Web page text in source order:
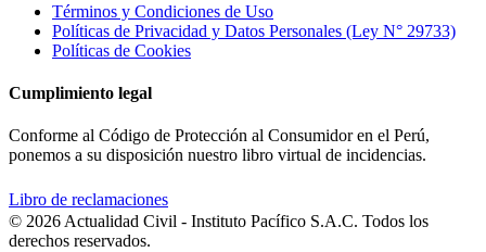
Términos y Condiciones de Uso
Políticas de Privacidad y Datos Personales (Ley N° 29733)
Políticas de Cookies
Cumplimiento legal
Conforme al Código de Protección al Consumidor en el Perú,
ponemos a su disposición nuestro libro virtual de incidencias.
Libro de reclamaciones
© 2026 Actualidad Civil - Instituto Pacífico S.A.C. Todos los
derechos reservados.